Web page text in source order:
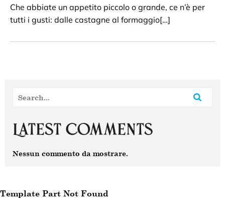
Che abbiate un appetito piccolo o grande, ce n’è per
tutti i gusti: dalle castagne al formaggio[…]
Latest Comments
Nessun commento da mostrare.
Template Part Not Found